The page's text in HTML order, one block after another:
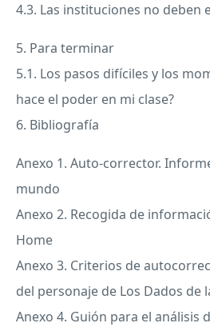
4.3. Las instituciones no deben
5. Para terminar
5.1. Los pasos difíciles y los
hace el poder en mi clase?
6. Bibliografía
Anexo 1. Auto-corrector.
mundo
Anexo 2. Recogida de
Home
Anexo 3. Criterios de
del personaje de Los Dados de
Anexo 4. Guión para el análisis